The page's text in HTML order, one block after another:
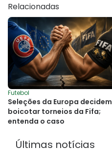
Relacionadas
Futebol
Seleções da Europa decidem
boicotar torneios da Fifa;
entenda o caso
Últimas notícias